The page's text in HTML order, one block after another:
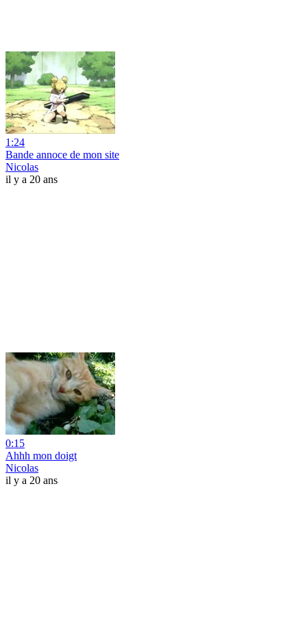
1:24
Bande annoce de mon site
Nicolas
il y a 20 ans
0:15
Ahhh mon doigt
Nicolas
il y a 20 ans